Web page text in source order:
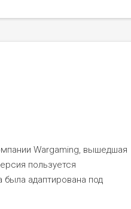
Wargaming, вышедшая
пользуется
адаптирована под